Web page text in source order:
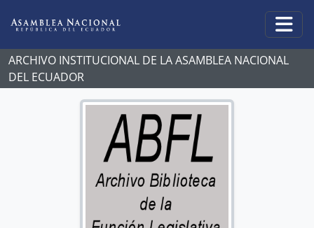
ARCHIVO INSTITUCIONAL DE LA ASAMBLEA NACIONAL
DEL ECUADOR